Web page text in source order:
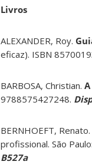
Livros
ALEXANDER, Roy.
eficaz). ISBN
BARBOSA, Christian.
9788575427248.
BERNHOEFT, Renato.
profissional. São
B527a